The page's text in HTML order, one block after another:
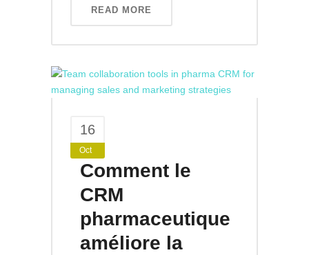
READ MORE
16
Oct
Comment le
CRM
pharmaceutique
améliore la